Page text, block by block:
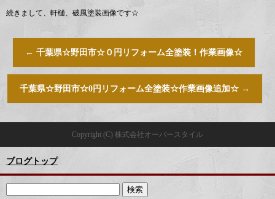
続きまして、軒樋、破風塗装画像です☆
← 千葉県☆野田市☆０円リフォーム全塗装！作業画像☆
千葉県☆野田市☆0円リフォーム全塗装☆作業画像追加☆ →
Copyright (C) 株式会社オーバースタイル
ブログトップ